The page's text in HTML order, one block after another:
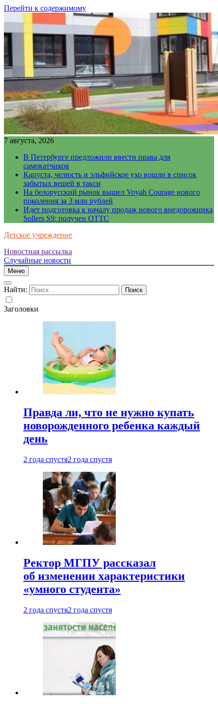
Перейти к содержимому
7 августа, 2026
В Петербурге предложили ввести права для
самокатчиков
Капуста, челюсть и эльфийское ухо вошли в список
забытых вещей в такси
На белорусский рынок вышел Voyah Courage нового
поколения за 3 млн рублей
Идет подготовка к началу продаж нового внедорожника
Sollers S9: получен ОТТС
Детское учреждение
Новостная рассылка
Случайные новости
Меню
Найти:
Заголовки
Правда ли, что не нужно купать
новорожденного ребенка каждый
день
2 года спустя2 года спустя
Ректор МГПУ рассказал
об изменении характеристики
«умного студента»
2 года спустя2 года спустя